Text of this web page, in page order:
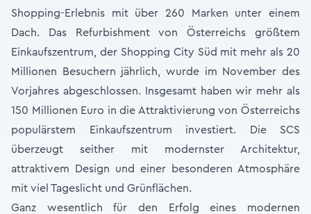
Shopping-Erlebnis mit über 260 Marken unter einem
Dach. Das Refurbishment von Österreichs größtem
Einkaufszentrum, der Shopping City Süd mit mehr als 20
Millionen Besuchern jährlich, wurde im November des
Vorjahres abgeschlossen. Insgesamt haben wir mehr als
150 Millionen Euro in die Attraktivierung von Österreichs
populärstem Einkaufszentrum investiert. Die SCS
überzeugt seither mit modernster Architektur,
attraktivem Design und einer besonderen Atmosphäre
mit viel Tageslicht und Grünflächen.
Ganz wesentlich für den Erfolg eines modernen